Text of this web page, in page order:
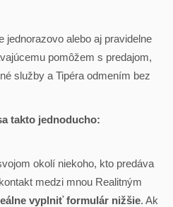
jednorazovo alebo aj pravidelne
pomôžem s predajom,
služby a Tipéra odmením bez
takto jednoducho:
okolí niekoho, kto predáva
medzi mnou Realitným
vyplniť formulár nižšie. Ak